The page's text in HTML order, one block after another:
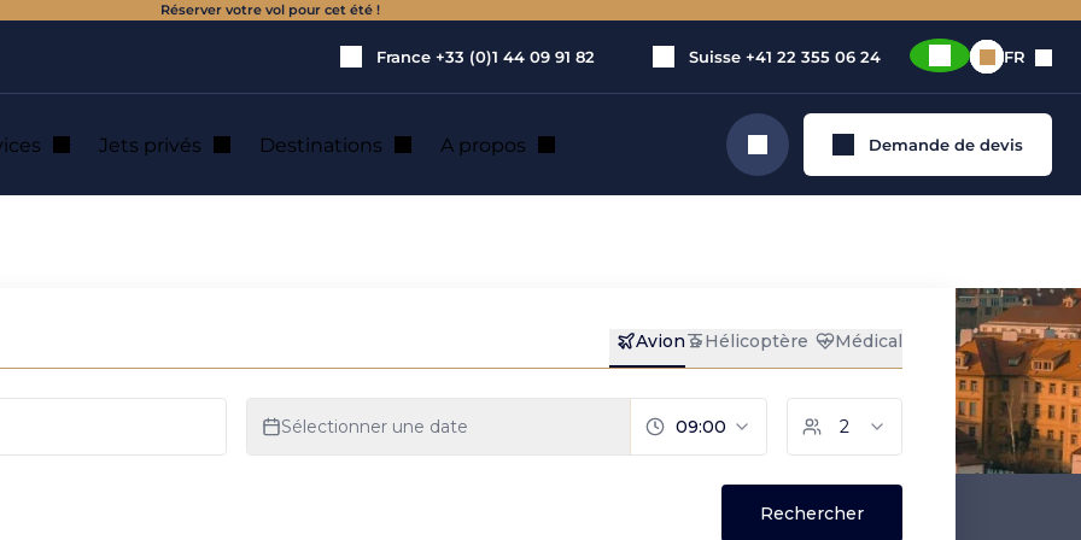
Réserver votre vol pour cet été !
France +33 (0)1 44 09 91 82 Suisse +41 22 355 06 24 FR
Jets privés Destinations A propos Rechercher Demande de devis